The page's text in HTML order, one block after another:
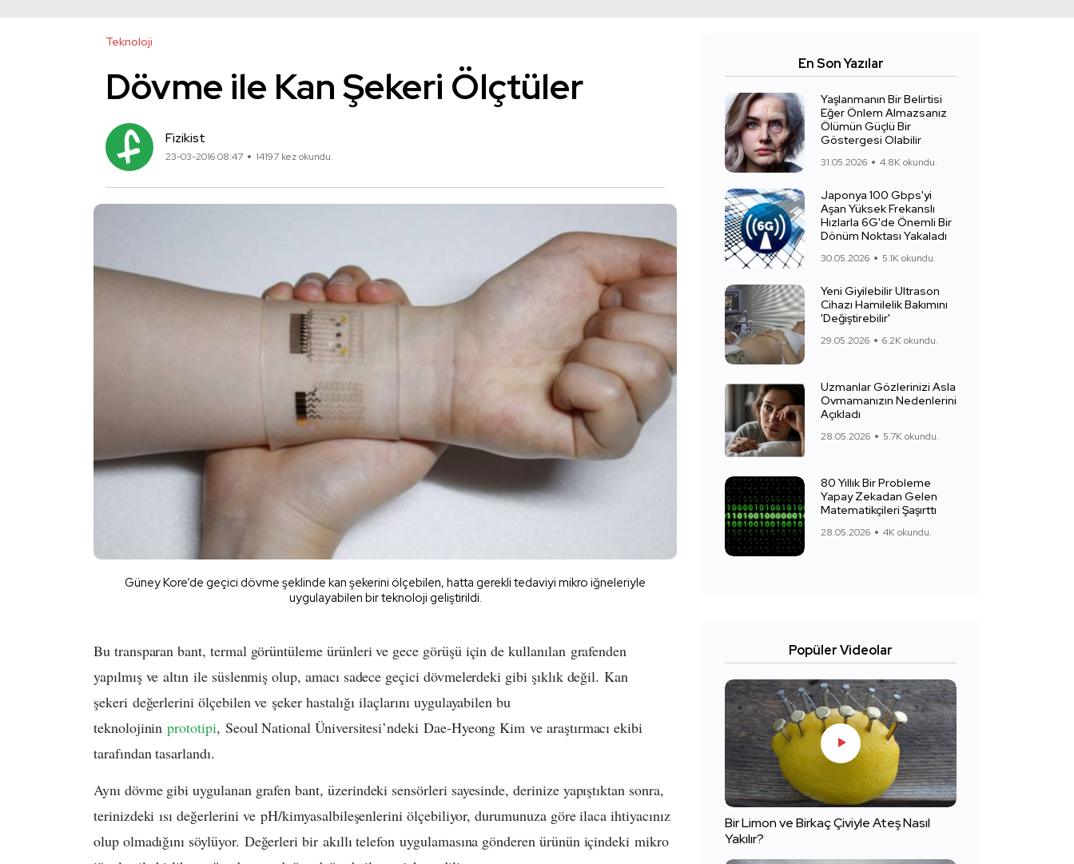
Teknoloji
Dövme ile Kan Şekeri Ölçtüler
Fizikist
23-03-2016 08:47 14197 kez okundu.
Güney Kore’de geçici dövme şeklinde kan şekerini ölçebilen, hatta gerekli tedaviyi mikro iğneleriyle
uygulayabilen bir teknoloji geliştirildi.
Bu transparan bant, termal görüntüleme ürünleri ve gece görüşü için de kullanılan grafenden
yapılmış ve altın ile süslenmiş olup, amacı sadece geçici dövmelerdeki gibi şıklık değil.Kan
şekeri değerlerini ölçebilen ve şeker hastalığı ilaçlarını uygulayabilen bu
teknolojinin prototipi, Seoul National Üniversitesi’ndeki Dae-Hyeong Kim ve araştırmacı ekibi
tarafından tasarlandı.
Aynı dövme gibi uygulanan grafen bant, üzerindeki sensörleri sayesinde, derinize yapıştıktan sonra,
terinizdeki ısı değerlerini ve pH/kimyasalbileşenlerini ölçebiliyor, durumunuza göre ilaca ihtiyacınız
olup olmadığını söylüyor. Değerleri bir akıllı telefon uygulamasına gönderen ürünün içindeki mikro
En Son Yazılar
Yaşlanmanın Bir Belirtisi
Eğer Önlem Almazsanız
Ölümün Güçlü Bir
Göstergesi Olabilir
31.05.2026 4.8K okundu.
Japonya 100 Gbps'yi
Aşan Yüksek Frekanslı
Hızlarla 6G'de Önemli Bir
Dönüm Noktası Yakaladı
30.05.2026 5.1K okundu.
Yeni Giyilebilir Ultrason
Cihazı Hamilelik Bakımını
'Değiştirebilir'
29.05.2026 6.2K okundu.
Uzmanlar Gözlerinizi Asla
Ovmamanızın Nedenlerini
Açıkladı
28.05.2026 5.7K okundu.
80 Yıllık Bir Probleme
Yapay Zekadan Gelen
Matematikçileri Şaşırttı
28.05.2026 4K okundu.
Popüler Videolar
Bir Limon ve Birkaç Çiviyle Ateş Nasıl
Yakılır?